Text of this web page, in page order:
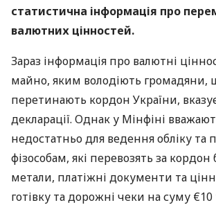
статистична інформація про
валютних цінностей.
Зараз інформація про валютні
майно, яким володіють громадяни,
перетинають кордон України,
декларації. Однак у Мінфіні
недостатньо для ведення обліку та
фізособам, які перевозять за кордон
метали, платіжні документи та
готівку та дорожні чеки на суму